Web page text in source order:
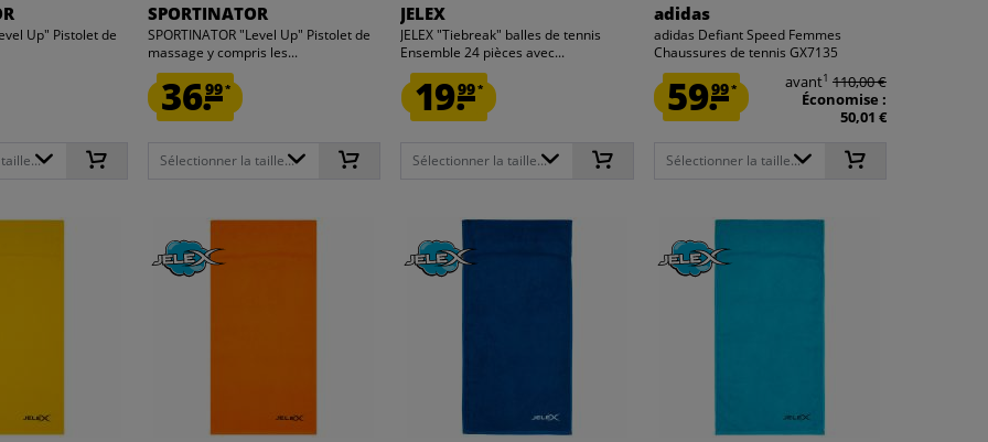
Up" Pistolet de
SPORTINATOR
SPORTINATOR "Level Up" Pistolet de
massage y compris les...
36.99*
Sélectionner la taille...
JELEX
JELEX "Tiebreak" balles de tennis
Ensemble 24 pièces avec...
19.99*
Sélectionner la taille...
adidas
adidas Defiant Speed Femmes
Chaussures de tennis GX7135
59.99* avant1 110,00 €
Économise :
50,01 €
Sélectionner la taille...